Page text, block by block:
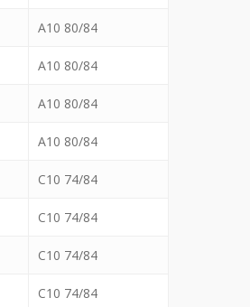
A10 80/84
A10 80/84
A10 80/84
A10 80/84
C10 74/84
C10 74/84
C10 74/84
C10 74/84